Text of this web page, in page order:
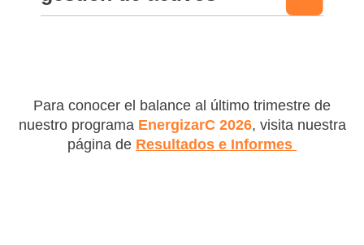
Para conocer el balance al último trimestre de
nuestro programa EnergizarC 2026, visita nuestra
página de Resultados e Informes